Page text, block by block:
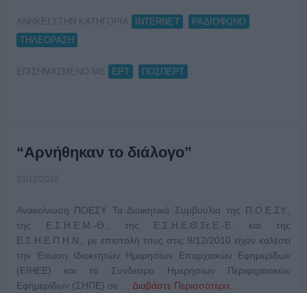
ΑΝΗΚΕΙ ΣΤΗΝ ΚΑΤΗΓΟΡΙΑ: INTERNET ΡΑΔΙΟΦΩΝΟ
ΤΗΛΕΟΡΑΣΗ
ΕΠΙΣΗΜΑΣΜΕΝΟ ΜΕ: ΕΡΤ ΠΟΣΠΕΡΤ
“Αρνήθηκαν το διάλογο”
13/12/2010
Ανακοίνωση ΠΟΕΣΥ Τα Διοικητικά Συμβούλια της Π.Ο.Ε.ΣΥ.,
της Ε.Σ.Η.Ε.Μ.-Θ., της Ε.Σ.Η.Ε.Θ.Στ.Ε.-Ε. και της
Ε.Σ.Η.Ε.Π.Η.Ν., με επιστολή τους στις 9/12/2010 είχαν καλέσει
την Ένωση Ιδιοκτητών Ημερησίων Επαρχιακών Εφημερίδων
(ΕΙΗΕΕ) και το Σύνδεσμο Ημερήσιων Περιφερειακών
Εφημερίδων (ΣΗΠΕ) σε … Διαβάστε Περισσότερα...